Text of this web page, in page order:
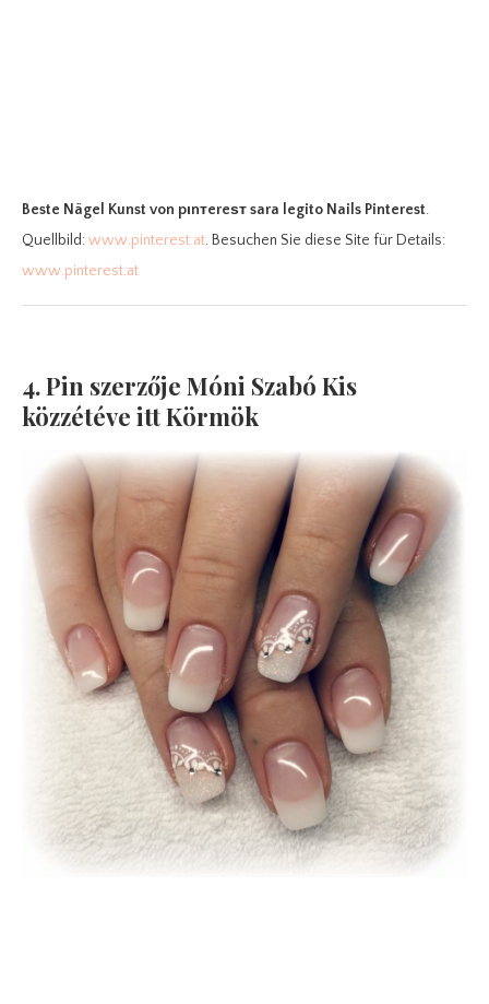
Beste Nägel Kunst von pιnтereѕт sara legito Nails Pinterest.
Quellbild:www.pinterest.at. Besuchen Sie diese Site für Details:
www.pinterest.at
4. Pin szerzője Móni Szabó Kis
közzétéve itt Körmök